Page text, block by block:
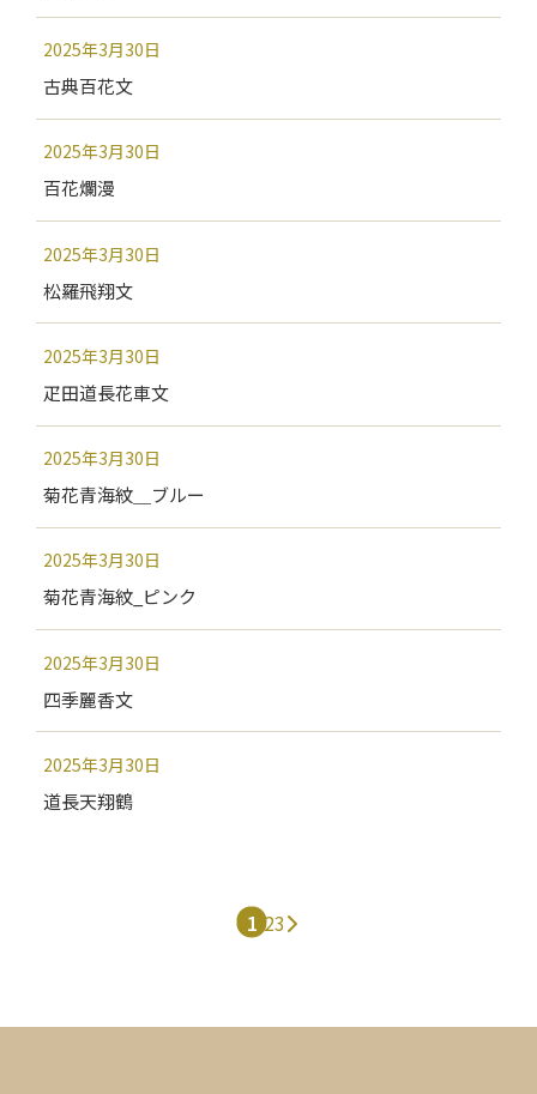
2025年3月30日
古典百花文
2025年3月30日
百花爛漫
2025年3月30日
松羅飛翔文
2025年3月30日
疋田道長花車文
2025年3月30日
菊花青海紋＿ブルー
2025年3月30日
菊花青海紋_ピンク
2025年3月30日
四季麗香文
2025年3月30日
道長天翔鶴
1 23